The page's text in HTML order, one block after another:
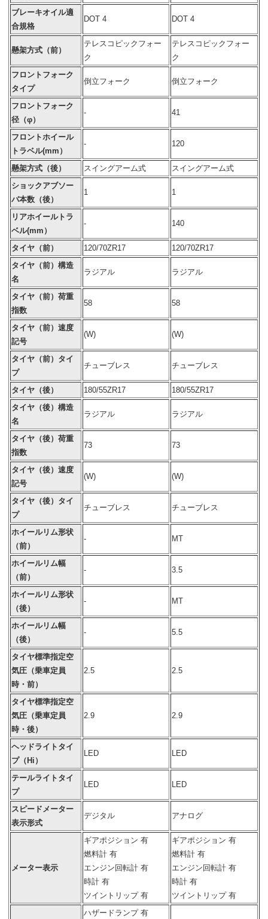
ブレーキオイル適
合規格
DOT 4 DOT 4
懸架方式（前）
テレスコピックフォー
ク
テレスコピックフォー
ク
フロントフォーク
タイプ
倒立フォーク 倒立フォーク
フロントフォーク
径（φ）
- 41
フロントホイール
トラベル(mm）
- 120
懸架方式（後） スイングアーム式
スイングアーム式
ショックアブソー
バ本数（後）
1 1
リアホイールトラ
ベル(mm）
- 140
タイヤ（前） 120/70ZR17
120/70ZR17
タイヤ（前）構造
名
ラジアル ラジアル
タイヤ（前）荷重
指数
58 58
タイヤ（前）速度
記号
(W) (W)
タイヤ（前）タイ
プ
チューブレス チューブレス
タイヤ（後） 180/55ZR17
180/55ZR17
タイヤ（後）構造
名
ラジアル ラジアル
タイヤ（後）荷重
指数
73 73
タイヤ（後）速度
記号
(W) (W)
タイヤ（後）タイ
プ
チューブレス チューブレス
ホイールリム形状
（前）
- MT
ホイールリム幅
（前）
- 3.5
ホイールリム形状
（後）
- MT
ホイールリム幅
（後）
- 5.5
タイヤ標準指定空
気圧（乗車定員
時・前）
2.5 2.5
タイヤ標準指定空
気圧（乗車定員
時・後）
2.9 2.9
ヘッドライトタイ
プ（Hi）
LED LED
テールライトタイ
プ
LED LED
スピードメーター
表示形式
デジタル アナログ
メーター表示
ギアポジション 有
燃料計 有
エンジン回転計 有
時計 有
ツイントリップ 有
ギアポジション 有
燃料計 有
エンジン回転計 有
時計 有
ツイントリップ 有
ハザードランプ 有